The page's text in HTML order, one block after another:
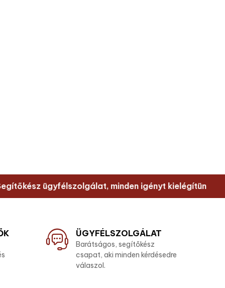
ügyfélszolgálat, minden igényt kielégítünk!
ÜGYFÉLSZOLGÁLAT
Barátságos, segítőkész
csapat, aki minden kérdésedre
válaszol.